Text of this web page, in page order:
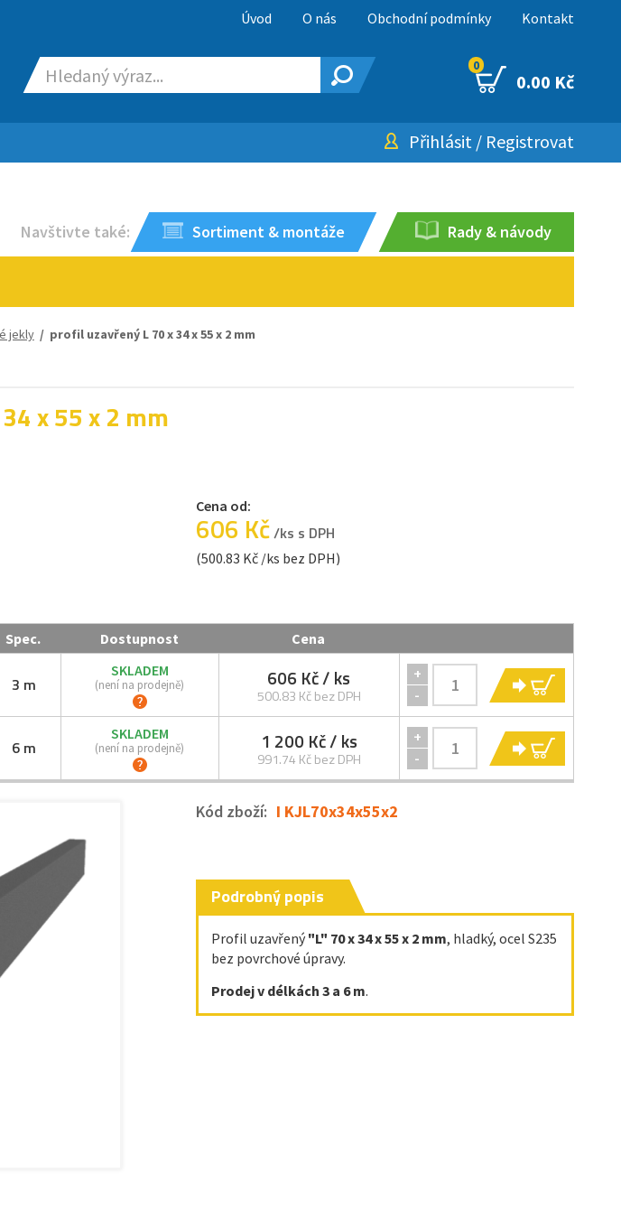
Úvod O nás Obchodní podmínky Kontakt
0
0.00 Kč
Přihlásit / Registrovat
Navštivte také: Sortiment & montáže Rady & návody
jekly/ profil uzavřený L 70 x 34 x 55 x 2 mm
x 55 x 2 mm
Cena od:
606 Kč/ks s DPH
(500.83 Kč /ks bez DPH)
Spec. Dostupnost Cena
3 m
SKLADEM
(není na prodejně) 606 Kč/ ks
500.83 Kč bez DPH
+
-
6 m
SKLADEM
(není na prodejně) 1 200 Kč/ ks
991.74 Kč bez DPH
+
-
Kód zboží: I KJL70x34x55x2
Podrobný popis
Profil uzavřený "L" 70 x 34 x 55 x 2 mm, hladký, ocel S235
bez povrchové úpravy.
Prodej v délkách 3 a 6 m.